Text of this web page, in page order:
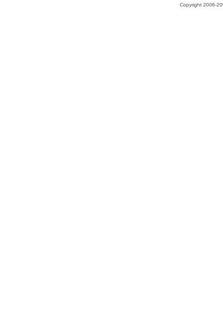
Copyright 2006-